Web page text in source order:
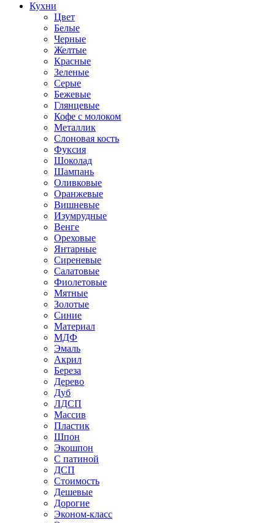
Кухни
Цвет
Белые
Черные
Желтые
Красные
Зеленые
Серые
Бежевые
Глянцевые
Кофе с молоком
Металлик
Слоновая кость
Фуксия
Шоколад
Шампань
Оливковые
Оранжевые
Вишневые
Изумрудные
Венге
Ореховые
Янтарные
Сиреневые
Салатовые
Фиолетовые
Мятные
Золотые
Синие
Материал
МДФ
Эмаль
Акрил
Береза
Дерево
Дуб
ЛДСП
Массив
Пластик
Шпон
Экошпон
С патиной
ДСП
Стоимость
Дешевые
Дорогие
Эконом-класс